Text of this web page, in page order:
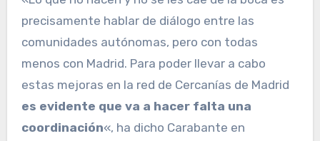
precisamente hablar de diálogo entre las
comunidades autónomas, pero con todas
menos con Madrid. Para poder llevar a cabo
estas mejoras en la red de Cercanías de Madrid
es evidente que va a hacer falta una
coordinación«, ha dicho Carabante en